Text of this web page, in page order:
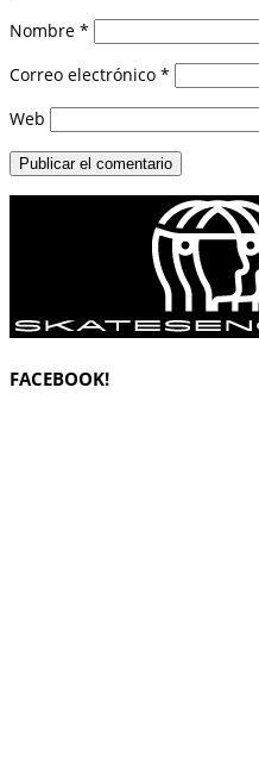
Nombre *
Correo electrónico *
Web
FACEBOOK!